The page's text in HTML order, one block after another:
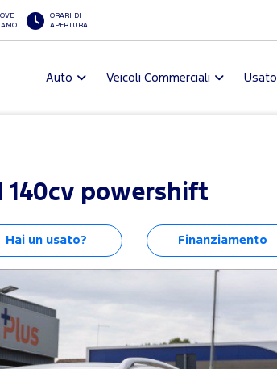
ORARI DI
APERTURA
Auto Veicoli Commerciali Usato
140cv powershift
Hai un usato? Finanziamento